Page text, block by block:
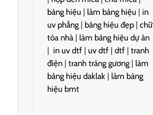
bảng hiệu | làm bảng hiệu | in
uv phẳng| bảng hiệu đẹp| chữ
tòa nhà| làm bảng hiệu dự án
| in uv dtf| uv dtf| dtf| tranh
điện| tranh tráng gương| làm
bảng hiệu daklak| làm bảng
hiệu bmt